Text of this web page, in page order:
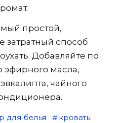
простой,
затратный способ
Добавляйте по
эфирного масла,
чайного
для белья
кровать